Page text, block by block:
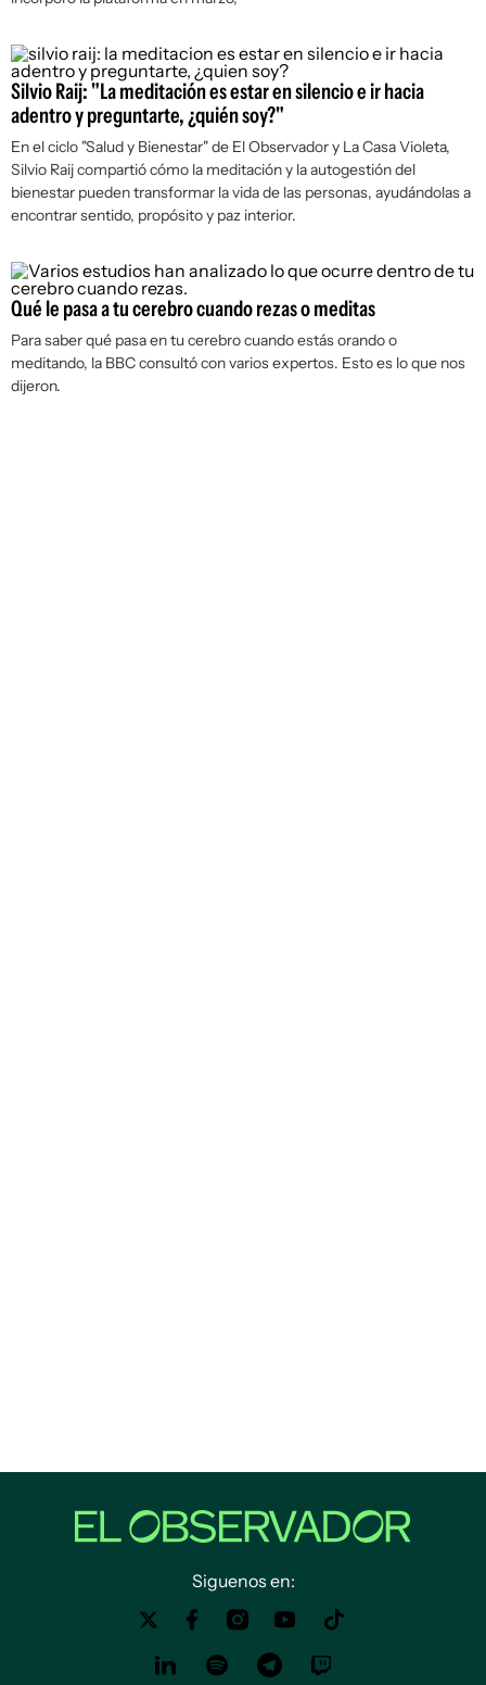
Silvio Raij: "La meditación es estar en silencio e ir hacia
adentro y preguntarte, ¿quién soy?"
En el ciclo "Salud y Bienestar" de El Observador y La Casa Violeta,
Silvio Raij compartió cómo la meditación y la autogestión del
bienestar pueden transformar la vida de las personas, ayudándolas a
encontrar sentido, propósito y paz interior.
Qué le pasa a tu cerebro cuando rezas o meditas
Para saber qué pasa en tu cerebro cuando estás orando o
meditando, la BBC consultó con varios expertos. Esto es lo que nos
dijeron.
Siguenos en: